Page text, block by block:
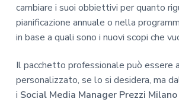
cambiare i suoi obbiettivi per quanto
pianificazione annuale o nella
in base a quali sono i nuovi scopi che
Il pacchetto professionale può essere
personalizzato, se lo si desidera, ma
i Social Media Manager Prezzi Milano